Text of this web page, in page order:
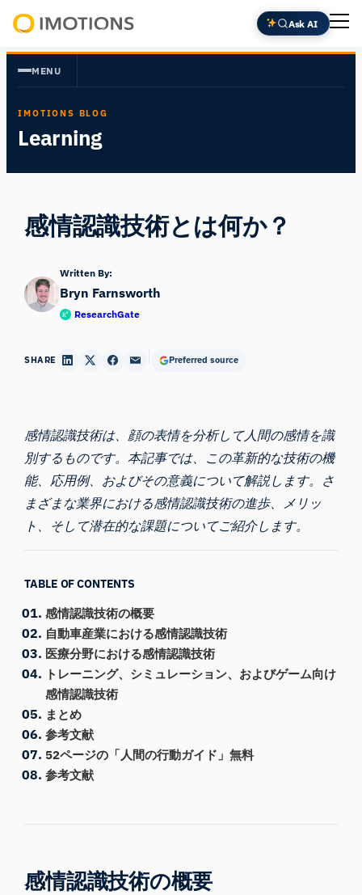
内
容
を
ス
ッ
Insight
Ask AI
MENU
IMOTIONS BLOG
Learning
感情認識技術とは何か？
Written By:
Bryn Farnsworth
ResearchGate
SHARE Preferred source
感情認識技術は、顔の表情を分析して人間の感情を識
別するものです。本記事では、この革新的な技術の機
能、応用例、およびその意義について解説します。さ
まざまな業界における感情認識技術の進歩、メリッ
ト、そして潜在的な課題についてご紹介します。
TABLE OF CONTENTS
感情認識技術の概要
自動車産業における感情認識技術
医療分野における感情認識技術
トレーニング、シミュレーション、およびゲーム向け
感情認識技術
まとめ
参考文献
52ページの「人間の行動ガイド」無料
参考文献
感情認識技術の概要